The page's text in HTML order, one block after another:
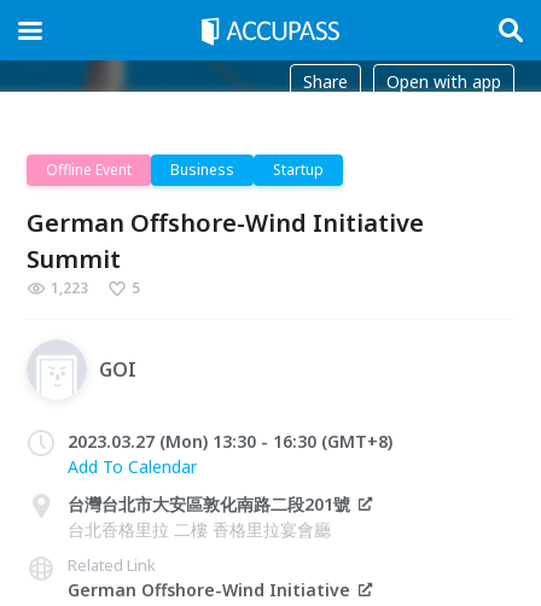
Share Open with app
Offline Event Business Startup
German Offshore-Wind Initiative
Summit
1,223 5
GOI
2023.03.27 (Mon) 13:30 - 16:30 (GMT+8)
Add To Calendar
台灣台北市大安區敦化南路二段201號
台北香格里拉 二樓 香格里拉宴會廳
Related Link
German Offshore-Wind Initiative